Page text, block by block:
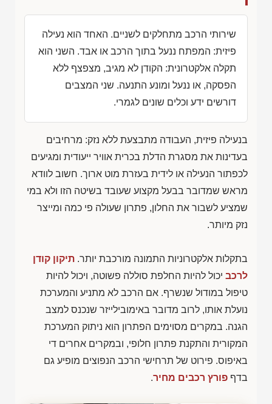
שירותי הרכב מתחלקים לשניים. האחד הוא נעילה
פיזית: המפתח ננעל בתוך הרכב או אבד. השני הוא
תקלה אלקטרונית: הקודן לא מגיב, מצפצף ללא
הפסקה, או ננעל ומונע התנעה. שני המצבים
דורשים ידע וכלים שונים לגמרי.
בנעילה פיזית, העבודה מתבצעת ללא נזק: מרחיבים
בעדינות את מסגרת הדלת בכרית אוויר ייעודית ומגיעים
לכפתור הנעילה או לידית בעזרת מוט ארוך. חשוב לוודא
מראש שמדובר בבעל מקצוע שעובד בשיטה הזו ולא במי
שמציע לשבור את החלון, פתרון שעולה פי כמה ומייצר
נזק מיותר.
בתקלות אלקטרוניות התמונה מורכבת יותר. תיקון קודן
לרכב יכול להיות החלפת סוללה פשוטה, ויכול להיות
טיפול במודול שנשרף. אם הרכב לא מתניע והמערכת
נועלת אותו, לרוב מדובר באימובילייזר שנכנס למצב
הגנה. במקרים מסוימים הפתרון הוא ניתוק המערכת
המקורית והתקנת פתרון חלופי, ובמקרים אחרים די
באיפוס. פירוט של תרחישי הרכב הנפוצים מופיע גם
בדף פורץ רכבים מחיר.